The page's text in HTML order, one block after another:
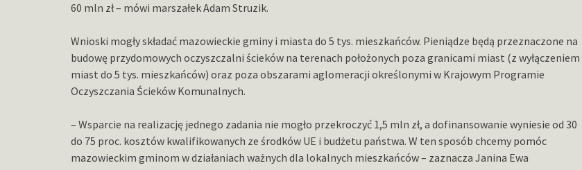
60 mln zł – mówi marszałek Adam Struzik.
Wnioski mogły składać mazowieckie gminy i miasta do 5 tys. mieszkańców. Pieniądze będą przeznaczone na
budowę przydomowych oczyszczalni ścieków na terenach położonych poza granicami miast (z wyłączeniem
miast do 5 tys. mieszkańców) oraz poza obszarami aglomeracji określonymi w Krajowym Programie
Oczyszczania Ścieków Komunalnych.
– Wsparcie na realizację jednego zadania nie mogło przekroczyć 1,5 mln zł, a dofinansowanie wyniesie od 30
do 75 proc. kosztów kwalifikowanych ze środków UE i budżetu państwa. W ten sposób chcemy pomóc
mazowieckim gminom w działaniach ważnych dla lokalnych mieszkańców – zaznacza Janina Ewa